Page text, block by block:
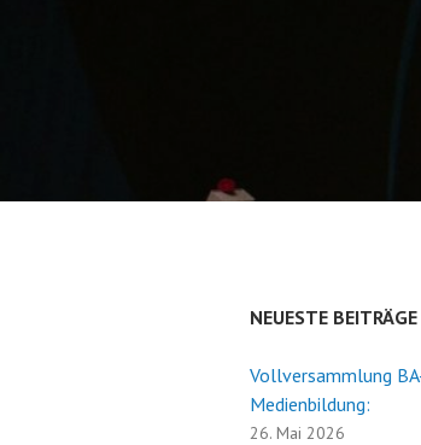
NEUESTE BEITRÄGE
Vollversammlung
Medienbildung:
26. Mai 2026